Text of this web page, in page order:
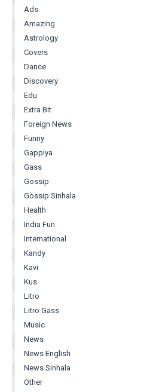
Ads
Amazing
Astrology
Covers
Dance
Discovery
Edu
Extra Bit
Foreign News
Funny
Gappiya
Gass
Gossip
Gossip Sinhala
Health
India Fun
International
Kandy
Kavi
Kus
Litro
Litro Gass
Music
News
News English
News Sinhala
Other